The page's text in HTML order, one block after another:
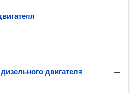
—
—
—
двигателя